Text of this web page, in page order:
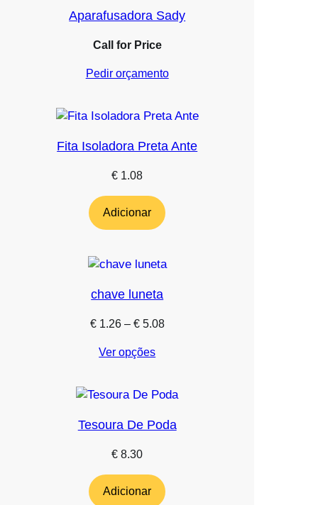
Aparafusadora Sady
Call for Price
Pedir orçamento
Fita Isoladora Preta Ante
€ 1.08
Adicionar
chave luneta
€1.26 – €5.08Price
€ 5.08
Ver opções
Tesoura De Poda
€ 8.30
Adicionar